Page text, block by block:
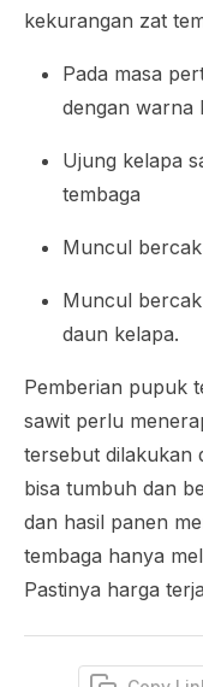
kekurangan zat
Pada masa
dengan warna
Ujung kelapa
tembaga
Muncul
Muncul
daun kelapa.
Pemberian pupuk
sawit perlu
tersebut dilakukan
bisa tumbuh dan
dan hasil panen
tembaga hanya
Pastinya harga